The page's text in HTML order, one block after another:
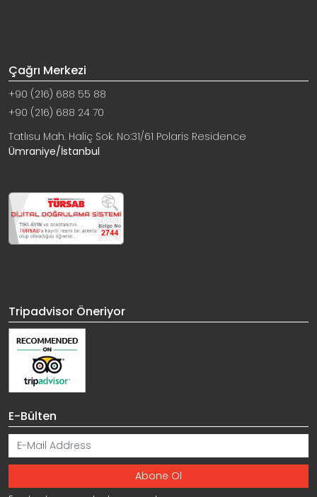
Çağrı Merkezi
+90 (216) 688 55 88
+90 (216) 688 24 70
Tatlısu Mah. Haliç Sok. No:31/61 Polaris Residence
Ümraniye/İstanbul
Tripadvisor Öneriyor
E-Bülten